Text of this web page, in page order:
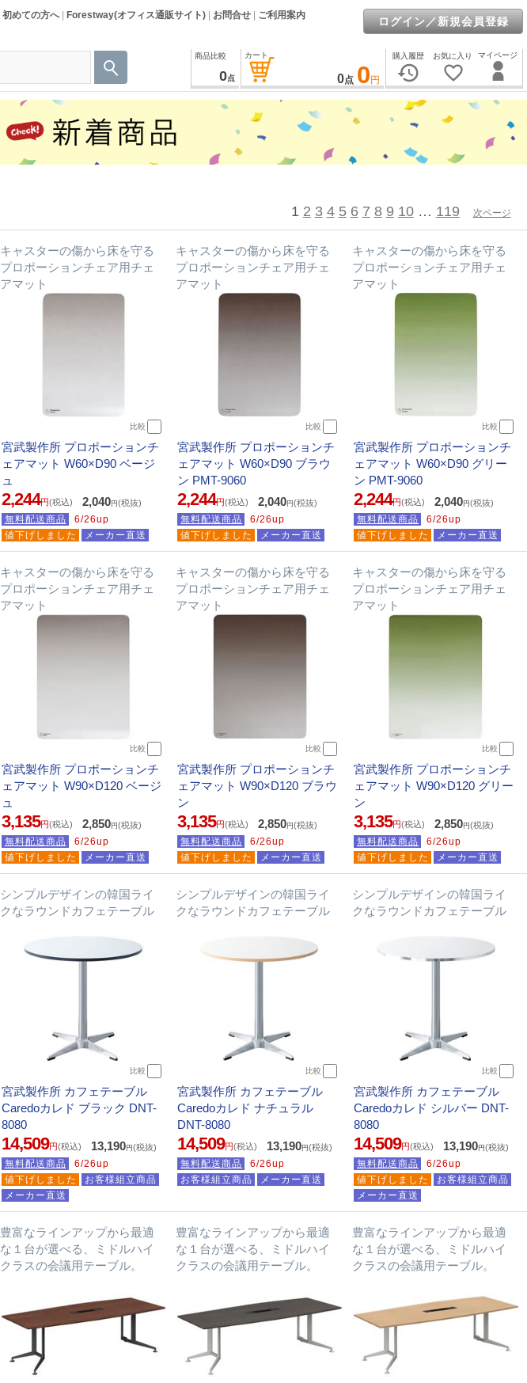
初めての方へ| Forestway(オフィス通販サイト) お問合せ ご利用案内 ログイン／新規会員登録
マイページ
お気に入り
favorite_border
購入履歴
history
カート
0点 0 円
商品比較
0点
1 2 3 4 5 6 7 8 9 10… 119 次ページ
キャスターの傷から床を守る
プロポーションチェア用チェ
アマット
比較
宮武製作所 プロポーションチ
ェアマット W60×D90 ベージ
ュ
2,244円(税込) 2,040円(税抜)
無料配送商品
6/26up
値下げしました
メーカー直送
キャスターの傷から床を守る
プロポーションチェア用チェ
アマット
比較
宮武製作所 プロポーションチ
ェアマット W60×D90 ブラウ
ン PMT-9060
2,244円(税込) 2,040円(税抜)
無料配送商品
6/26up
値下げしました
メーカー直送
キャスターの傷から床を守る
プロポーションチェア用チェ
アマット
比較
宮武製作所 プロポーションチ
ェアマット W60×D90 グリー
ン PMT-9060
2,244円(税込) 2,040円(税抜)
無料配送商品
6/26up
値下げしました
メーカー直送
キャスターの傷から床を守る
プロポーションチェア用チェ
アマット
比較
宮武製作所 プロポーションチ
ェアマット W90×D120 ベージ
ュ
3,135円(税込) 2,850円(税抜)
無料配送商品
6/26up
値下げしました
メーカー直送
キャスターの傷から床を守る
プロポーションチェア用チェ
アマット
比較
宮武製作所 プロポーションチ
ェアマット W90×D120 ブラウ
ン
3,135円(税込) 2,850円(税抜)
無料配送商品
6/26up
値下げしました
メーカー直送
キャスターの傷から床を守る
プロポーションチェア用チェ
アマット
比較
宮武製作所 プロポーションチ
ェアマット W90×D120 グリー
ン
3,135円(税込) 2,850円(税抜)
無料配送商品
6/26up
値下げしました
メーカー直送
シンプルデザインの韓国ライ
クなラウンドカフェテーブル
比較
宮武製作所 カフェテーブル
Caredoカレド ブラック DNT-
8080
14,509円(税込) 13,190円(税抜)
無料配送商品
6/26up
値下げしました
お客様組立商品
メーカー直送
シンプルデザインの韓国ライ
クなラウンドカフェテーブル
比較
宮武製作所 カフェテーブル
Caredoカレド ナチュラル
DNT-8080
14,509円(税込) 13,190円(税抜)
無料配送商品
6/26up
お客様組立商品
メーカー直送
シンプルデザインの韓国ライ
クなラウンドカフェテーブル
比較
宮武製作所 カフェテーブル
Caredoカレド シルバー DNT-
8080
14,509円(税込) 13,190円(税抜)
無料配送商品
6/26up
値下げしました
お客様組立商品
メーカー直送
豊富なラインアップから最適
な１台が選べる、ミドルハイ
クラスの会議用テーブル。
豊富なラインアップから最適
な１台が選べる、ミドルハイ
クラスの会議用テーブル。
豊富なラインアップから最適
な１台が選べる、ミドルハイ
クラスの会議用テーブル。